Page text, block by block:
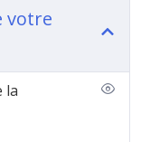
pour les grands
tableau de
gestion des
votre
la